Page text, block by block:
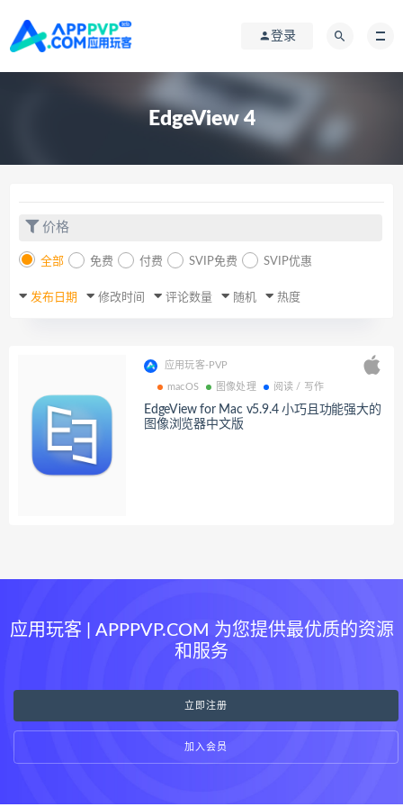
登录
EdgeView 4
价格
全部 免费 付费 SVIP免费 SVIP优惠
发布日期 修改时间 评论数量 随机 热度
应用玩客-PVP
macOS 图像处理 阅读 / 写作
EdgeView for Mac v5.9.4 小巧且功能强大的
图像浏览器中文版
应用玩客 | APPPVP.COM 为您提供最优质的资源
和服务
立即注册
加入会员